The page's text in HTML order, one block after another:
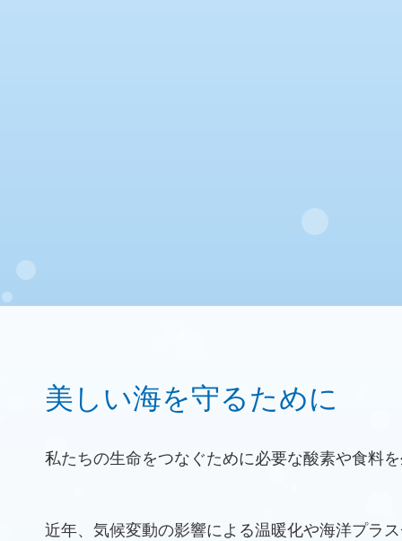
美しい海を守るために
私たちの生命をつなぐために必要な酸素や食料
近年、気候変動の影響による温暖化や海洋プラ